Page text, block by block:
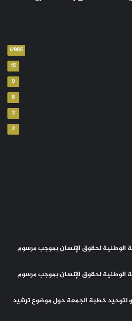
6٬985
15
9
8
2
2
الوطنية لحقوق الإنسان بموجب مرسوم
الوطنية لحقوق الإنسان بموجب مرسوم
لتوحيد خطبة الجمعة حول موضوع ترشيد